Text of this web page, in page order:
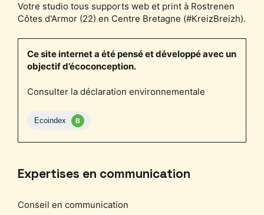
Votre studio tous supports web et print à Rostrenen
Côtes d'Armor (22) en Centre Bretagne (#KreizBreizh).
Ce site internet a été pensé et développé avec un
objectif d’écoconception.
Consulter la déclaration environnementale
Expertises en communication
Conseil en communication